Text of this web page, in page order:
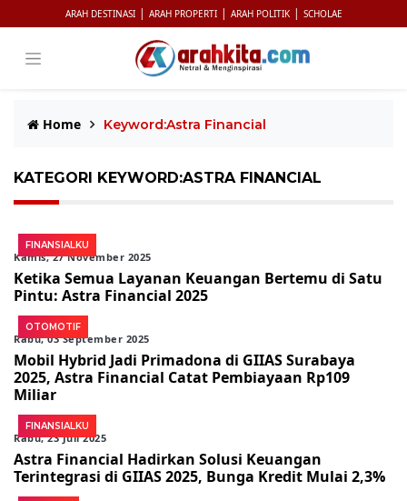
ARAH DESTINASI | ARAH PROPERTI | ARAH POLITIK | SCHOLAE
Home Keyword:Astra Financial
KATEGORI KEYWORD:ASTRA FINANCIAL
FINANSIALKU
Kamis, 27 November 2025
Ketika Semua Layanan Keuangan Bertemu di Satu
Pintu: Astra Financial 2025
OTOMOTIF
Rabu, 03 September 2025
Mobil Hybrid Jadi Primadona di GIIAS Surabaya
2025, Astra Financial Catat Pembiayaan Rp109
Miliar
FINANSIALKU
Rabu, 23 Juli 2025
Astra Financial Hadirkan Solusi Keuangan
Terintegrasi di GIIAS 2025, Bunga Kredit Mulai 2,3%